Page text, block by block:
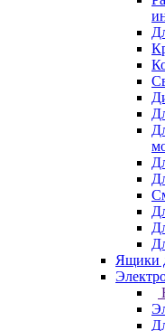
Ящики